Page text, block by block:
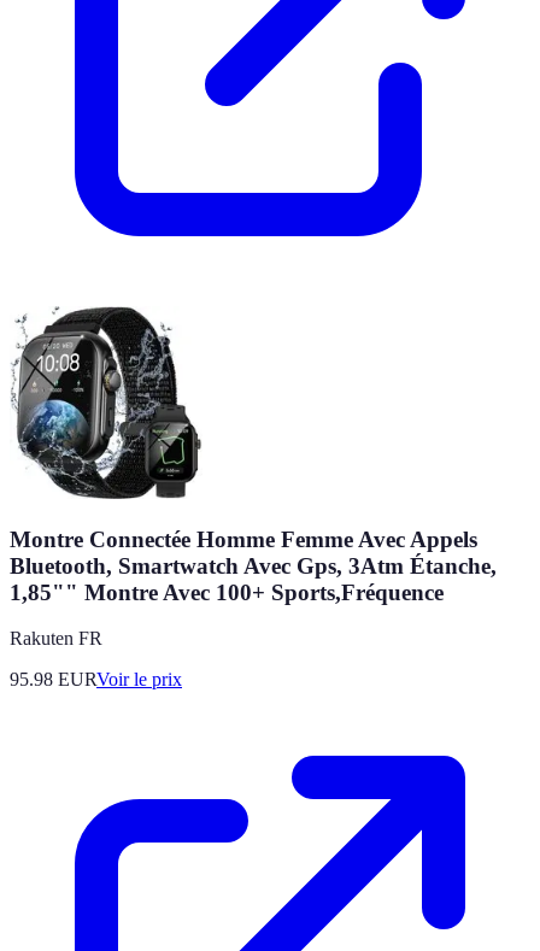
Montre Connectée Homme Femme Avec Appels
Bluetooth, Smartwatch Avec Gps, 3Atm Étanche,
1,85"" Montre Avec 100+ Sports,Fréquence
Rakuten FR
95.98 EURVoir le prix